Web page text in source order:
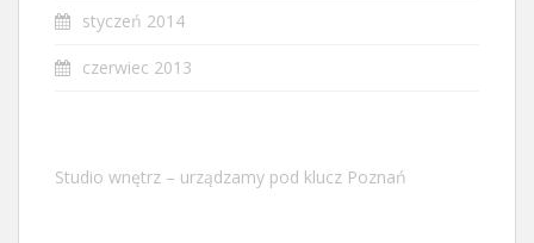
styczeń 2014
czerwiec 2013
Studio wnętrz – urządzamy pod klucz Poznań